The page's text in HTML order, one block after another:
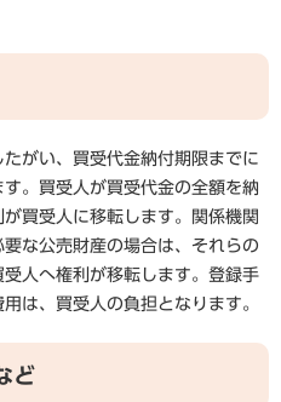
がい、買受代金納付期限までに
。買受人が買受代金の全額を納
買受人に移転します。関係機関
な公売財産の場合は、それらの
人へ権利が移転します。登録手
は、買受人の負担となります。
ど